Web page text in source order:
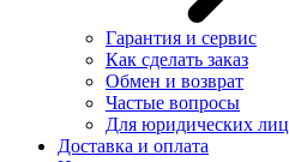
Гарантия и сервис
Как сделать заказ
Обмен и возврат
Частые вопросы
Для юридических лиц
Доставка и оплата